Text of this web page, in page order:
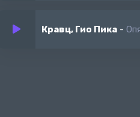
Кравц, Гио Пика -